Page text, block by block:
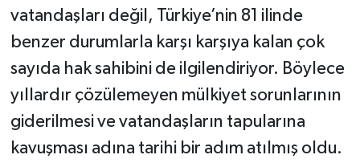
vatandaşları değil, Türkiye’nin 81 ilinde
benzer durumlarla karşı karşıya kalan çok
sayıda hak sahibini de ilgilendiriyor. Böylece
yıllardır çözülemeyen mülkiyet sorunlarının
giderilmesi ve vatandaşların tapularına
kavuşması adına tarihi bir adım atılmış oldu.